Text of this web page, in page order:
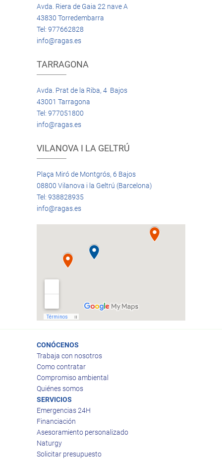
Avda. Riera de Gaia 22 nave A
43830 Torredembarra
Tel: 977662828
info@ragas.es
TARRAGONA
Avda. Prat de la Riba, 4 Bajos
43001 Tarragona
Tel: 977051800
info@ragas.es
VILANOVA I LA GELTRÚ
Plaça Miró de Montgrós, 6 Bajos
08800 Vilanova i la Geltrú (Barcelona)
Tel: 938828935
info@ragas.es
CONÓCENOS
Trabaja con nosotros
Como contratar
Compromiso ambiental
Quiénes somos
SERVICIOS
Emergencias 24H
Financiación
Asesoramiento personalizado
Naturgy
Solicitar presupuesto